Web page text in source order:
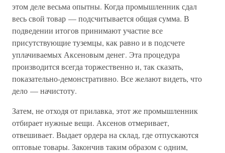
этом деле весьма опытны. Когда промышленник сдал
весь свой товар — подсчитывается общая сумма. В
подведении итогов принимают участие все
присутствующие туземцы, как равно и в подсчете
уплачиваемых Аксеновым денег. Эта процедура
производится всегда торжественно и, так сказать,
показательно-демонстративно. Все желают видеть, что
дело — начистоту.
Затем, не отходя от прилавка, этот же промышленник
отбирает нужные вещи. Аксенов отмеривает,
отвешивает. Выдает ордера на склад, где отпускаются
оптовые товары. Закончив таким образом с одним,